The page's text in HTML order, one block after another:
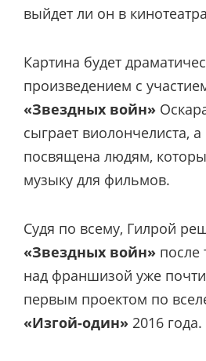
выйдет ли он в
Картина будет
произведением с
«Звездных войн»
сыграет виолончелиста, а
посвящена людям,
музыку для фильмов.
Судя по всему, Гилрой
«Звездных войн» после
над франшизой уже почти
первым проектом по
«Изгой-один» 2016 года.